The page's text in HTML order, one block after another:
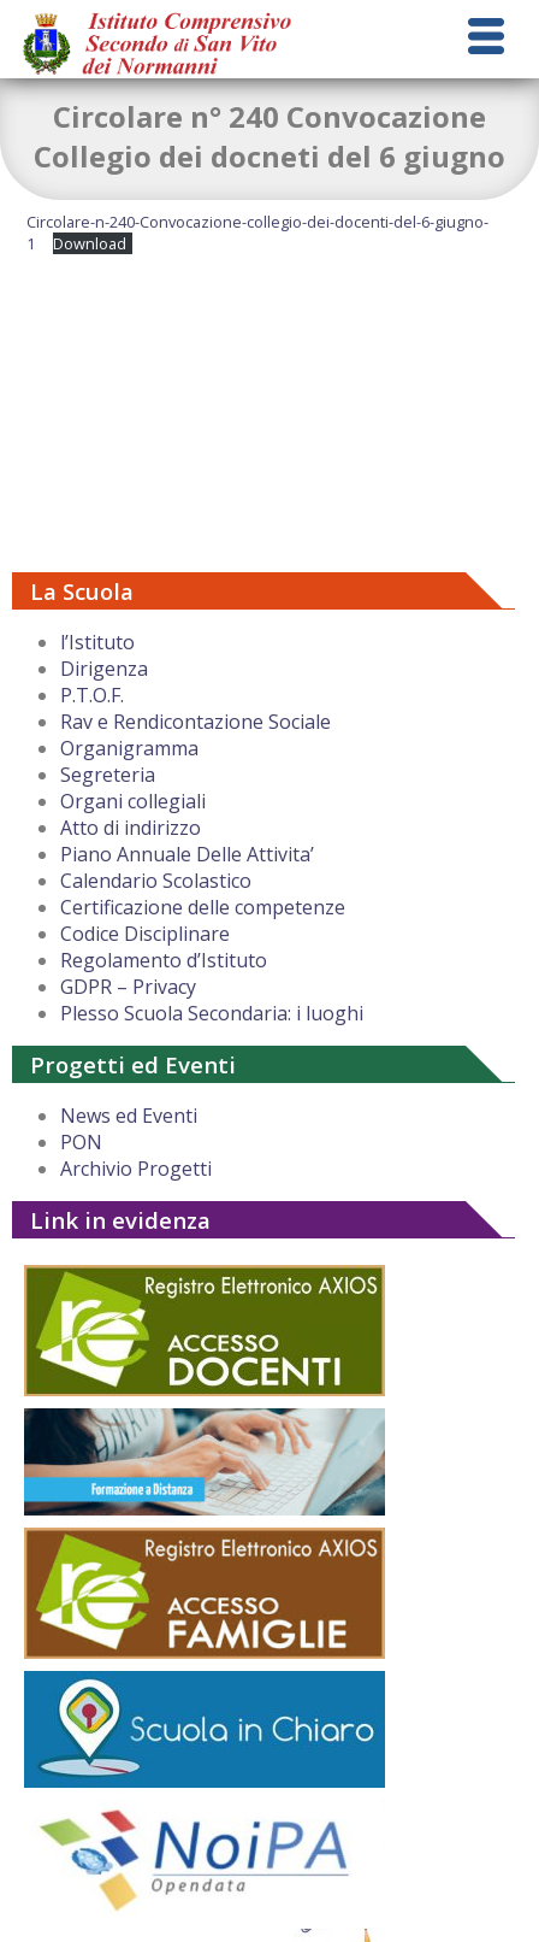
La Scuola
l’Istituto
Dirigenza
P.T.O.F.
Rav e Rendicontazione Sociale
Organigramma
Segreteria
Organi collegiali
Atto di indirizzo
Piano Annuale Delle Attivita’
Calendario Scolastico
Certificazione delle competenze
Codice Disciplinare
Regolamento d’Istituto
GDPR – Privacy
Plesso Scuola Secondaria: i luoghi
Progetti ed Eventi
News ed Eventi
PON
Archivio Progetti
Link in evidenza
Circolare n° 240 Convocazione
Collegio dei docneti del 6 giugno
Circolare-n-240-Convocazione-collegio-dei-docenti-del-6-giugno-
1
Download